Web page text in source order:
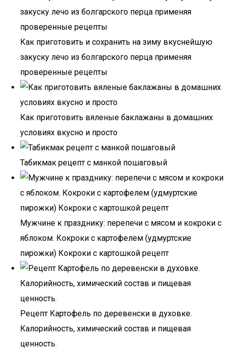
Как приготовить и сохранить на зиму вкуснейшую
закуску лечо из болгарского перца применяя
проверенные рецепты
Как приготовить вяленые баклажаны в домашних
условиях вкусно и просто
Табикмак рецепт с манкой пошаговый
Мужчине к празднику: перепечи с мясом и кокроки с
яблоком. Кокроки с картофелем (удмуртские
пирожки) Кокроки с картошкой рецепт
Рецепт Картофель по деревенски в духовке.
Калорийность, химический состав и пищевая
ценность.